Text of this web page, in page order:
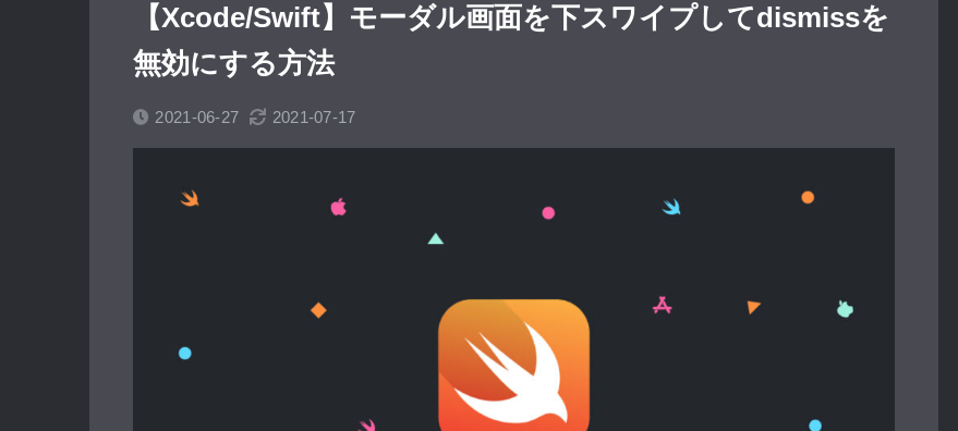
【Xcode/Swift】モーダル画面を下スワイプしてdismissを
無効にする方法
2021-06-27 2021-07-17